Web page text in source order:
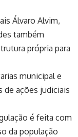
Álvaro Alvim,
também
própria para
municipal e
de ações judiciais
é feita com
da população